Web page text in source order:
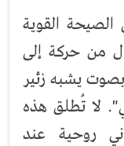
الصيحة القوية
من حركة إلى
يشبه زئير
لا تُطلق هذه
روحية عند